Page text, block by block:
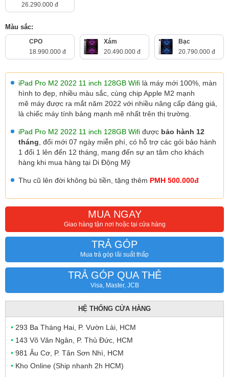
26.290.000 đ
Màu sắc:
CPO
18.990.000 đ
Xám
20.490.000 đ
Bạc
20.790.000 đ
iPad Pro M2 2022 11 inch 128GB Wifi là máy mới 100%, màn
hình to đẹp, nhiều màu sắc, cùng chip Apple M2 mạnh
mẽ máy được ra mắt năm 2022 với nhiều nâng cấp đáng giá,
là chiếc máy tính bảng mạnh mẽ nhất trên thị trường.
iPad Pro M2 2022 11 inch 128GB Wifi được bảo hành 12
tháng , đổi mới 07 ngày miễn phí, có hỗ trợ các gói bảo hành
1 đổi 1 lên đến 12 tháng, mang đến sự an tâm cho khách
hàng khi mua hàng tại Di Động Mỹ
Thu cũ lên đời không bù tiền, tặng thêm PMH 500.000đ
MUA NGAY
Giao hàng tận nơi hoặc tại cửa hàng
TRẢ GÓP
Mua trả góp lãi suất thấp
TRẢ GÓP QUA THẺ
Visa, Master, JCB
HỆ THỐNG CỬA HÀNG
• 293 Ba Tháng Hai, P. Vườn Lài, HCM
• 143 Võ Văn Ngân, P. Thủ Đức, HCM
• 981 Âu Cơ, P. Tân Sơn Nhì, HCM
• Kho Online (Ship nhanh 2h HCM)